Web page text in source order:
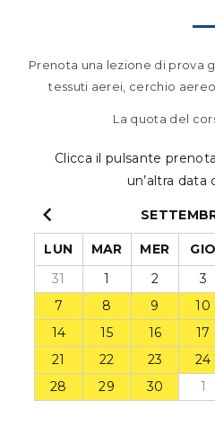
Prenota una lezione di prova
tessuti aerei, cerchio
La quota del
LUN MAR MER GIO
31
1 2 3
7
8 9 10
14
15 16 17
21
22 23 24
28
29 30 1